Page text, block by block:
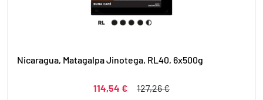
Nicaragua, Matagalpa Jinotega, RL40, 6x500g
114,54 € 127,26 €